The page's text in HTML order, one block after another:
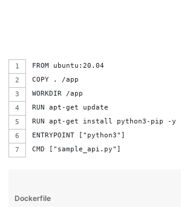
FROM ubuntu:20.04
COPY . /app
WORKDIR /app
RUN apt-get update
RUN apt-get install python3-pip -y
ENTRYPOINT ["python3"]
CMD ["sample_api.py"]
Dockerfile